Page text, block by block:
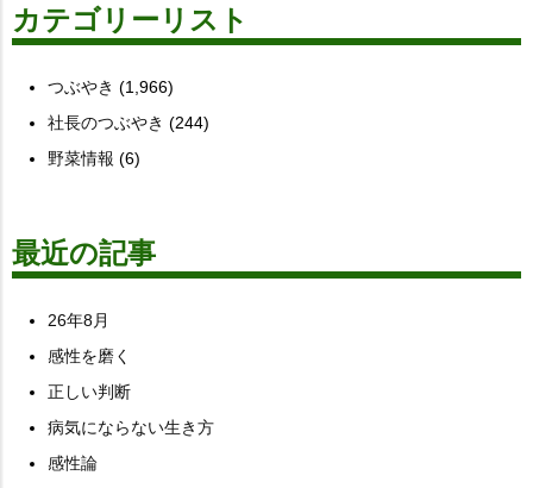
カテゴリーリスト
つぶやき (1,966)
社長のつぶやき (244)
野菜情報 (6)
最近の記事
26年8月
感性を磨く
正しい判断
病気にならない生き方
感性論